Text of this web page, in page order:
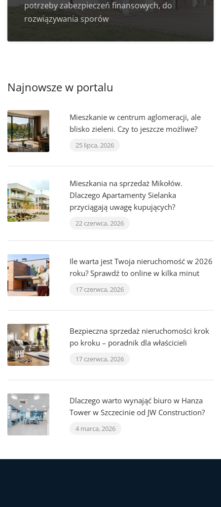
potrzeby zabezpieczeń finansowych, do
rozwiązywania sporów
Najnowsze w portalu
Mieszkanie w centrum aglomeracji, ale
blisko zieleni. Czy to jeszcze możliwe?
25 lipca, 2026
Mieszkania na sprzedaż Mikołów.
Dlaczego Apartamenty Sielanka
przyciągają uwagę kupujących?
22 czerwca, 2026
Ile warta jest Twoja nieruchomość w 2026
roku? Sprawdź to online w kilka minut
17 czerwca, 2026
Bezpieczna sprzedaż nieruchomości krok
po kroku – poradnik dla właścicieli
17 czerwca, 2026
Dlaczego warto wynająć biuro w Hanza
Tower w Szczecinie od JW Construction?
4 marca, 2026